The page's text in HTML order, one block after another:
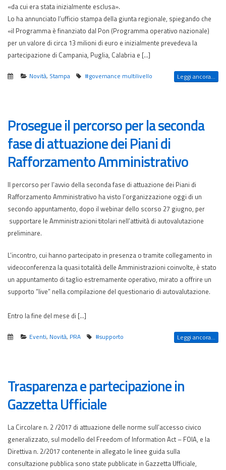
«da cui era stata inizialmente esclusa».
Lo ha annunciato l’ufficio stampa della giunta regionale, spiegando che
«il Programma è finanziato dal Pon (Programma operativo nazionale)
per un valore di circa 13 milioni di euro e inizialmente prevedeva la
partecipazione di Campania, Puglia, Calabria e […]
Novità, Stampa #governance multilivello Leggi ancora...
Prosegue il percorso per la seconda
fase di attuazione dei Piani di
Rafforzamento Amministrativo
Il percorso per l’avvio della seconda fase di attuazione dei Piani di
Rafforzamento Amministrativo ha visto l’organizzazione oggi di un
secondo appuntamento, dopo il webinar dello scorso 27 giugno, per
supportare le Amministrazioni titolari nell’attività di autovalutazione
preliminare.
L’incontro, cui hanno partecipato in presenza o tramite collegamento in
videoconferenza la quasi totalità delle Amministrazioni coinvolte, è stato
un appuntamento di taglio estremamente operativo, mirato a offrire un
supporto “live” nella compilazione del questionario di autovalutazione.
Entro la fine del mese di […]
Eventi, Novità, PRA #supporto Leggi ancora...
Trasparenza e partecipazione in
Gazzetta Ufficiale
La Circolare n. 2 /2017 di attuazione delle norme sull’accesso civico
generalizzato, sul modello del Freedom of Information Act – FOIA, e la
Direttiva n. 2/2017 contenente in allegato le linee guida sulla
consultazione pubblica sono state pubblicate in Gazzetta Ufficiale,